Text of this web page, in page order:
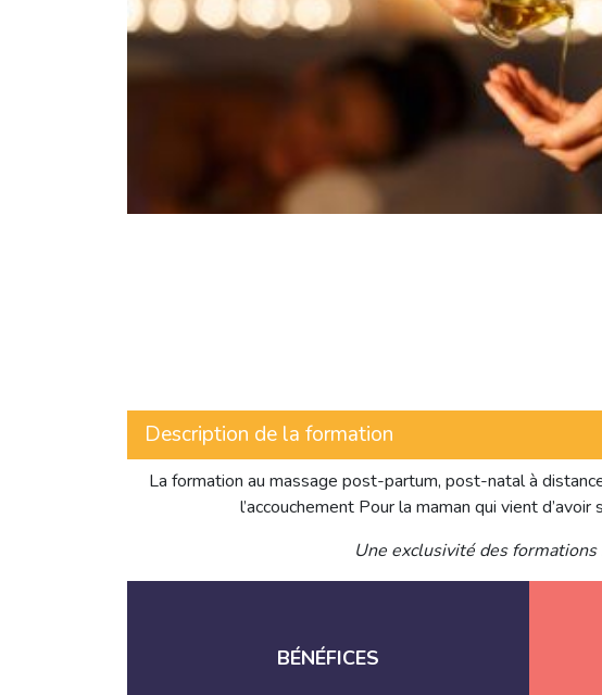
Description de la formation
La formation au massage post-partum, post-natal à
l’accouchement Pour la maman qui vient d’avoir
Une exclusivité des
BÉNÉFICES